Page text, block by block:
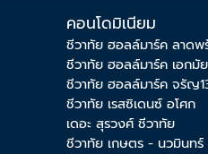
คอนโดมิเนียม
ชีวาทัย ฮอลล์มาร์ค ลาดพ
ชีวาทัย ฮอลล์มาร์ค เอกมั
ชีวาทัย ฮอลล์มาร์ค จรัญ
ชีวาทัย เรสซิเดนซ์ อโศก
เดอะ สุรวงศ์ ชีวาทัย
ชีวาทัย เกษตร - นวมินทร์